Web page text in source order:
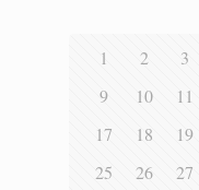
1 2 3
9
10 11
17
18 19
25
26 27